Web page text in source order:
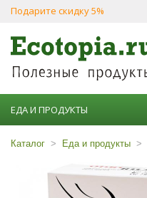
Подарите скидку 5%
ЕДА И ПРОДУКТЫ
Каталог Еда и продукты